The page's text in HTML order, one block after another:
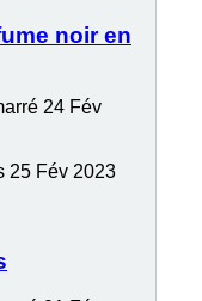
noir en
24 Fév
25 Fév 2023